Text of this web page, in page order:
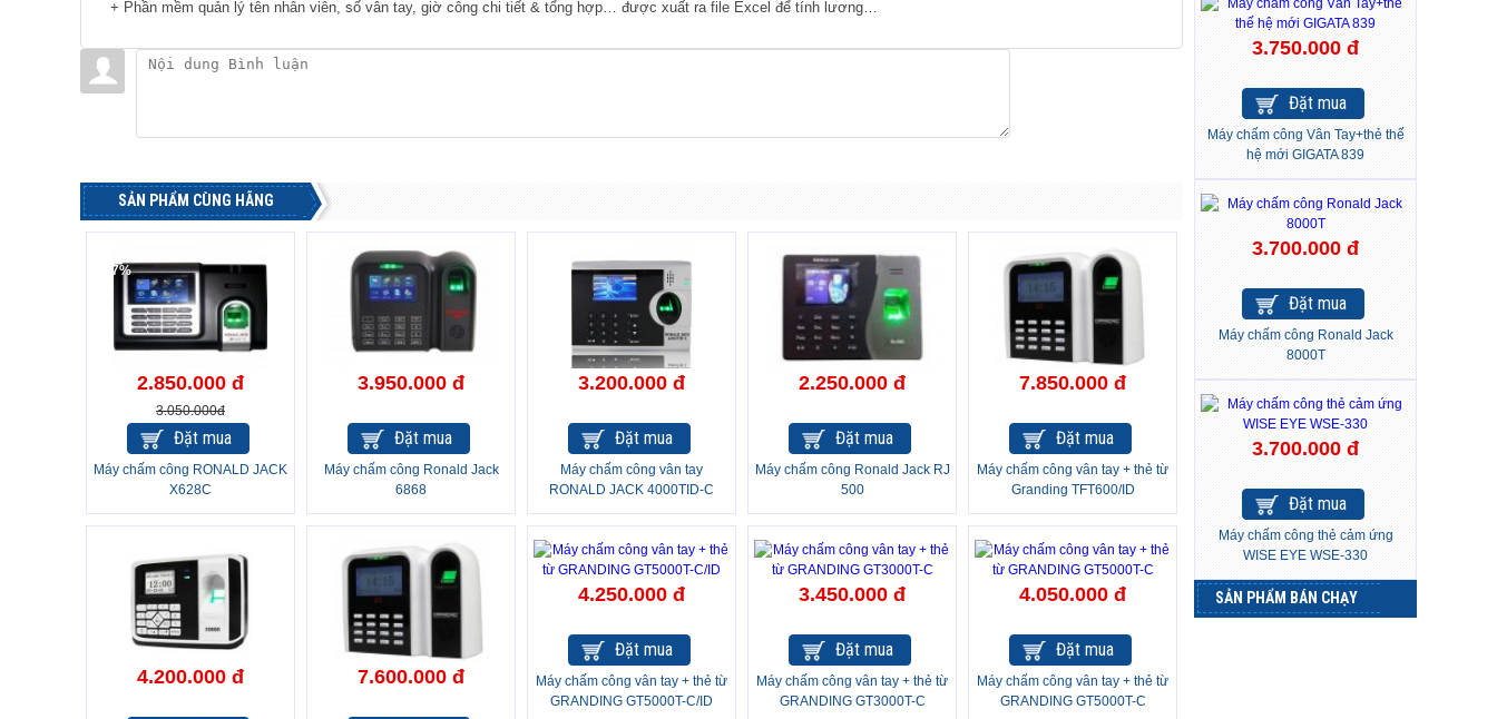
+ Phần mềm quản lý tên nhân viên, số vân tay, giờ công chi tiết & tổng hợp… được xuất ra file Excel để tính lương…
SẢN PHẨM CÙNG HÃNG
-7%
2.850.000 đ
3.050.000đ
Đặt mua
Máy chấm công RONALD JACK
X628C
3.950.000 đ
Đặt mua
Máy chấm công Ronald Jack
6868
3.200.000 đ
Đặt mua
Máy chấm công vân tay
RONALD JACK 4000TID-C
2.250.000 đ
Đặt mua
Máy chấm công Ronald Jack RJ
500
7.850.000 đ
Đặt mua
Máy chấm công vân tay + thẻ từ
Granding TFT600/ID
4.200.000 đ 7.600.000 đ
4.250.000 đ
Đặt mua
Máy chấm công vân tay + thẻ từ
GRANDING GT5000T-C/ID
3.450.000 đ
Đặt mua
Máy chấm công vân tay + thẻ từ
GRANDING GT3000T-C
4.050.000 đ
Đặt mua
Máy chấm công vân tay + thẻ từ
GRANDING GT5000T-C
3.750.000 đ
Đặt mua
Máy chấm công Vân Tay+thẻ thế
hệ mới GIGATA 839
3.700.000 đ
Đặt mua
Máy chấm công Ronald Jack
8000T
3.700.000 đ
Đặt mua
Máy chấm công thẻ cảm ứng
WISE EYE WSE-330
SẢN PHẨM BÁN CHẠY